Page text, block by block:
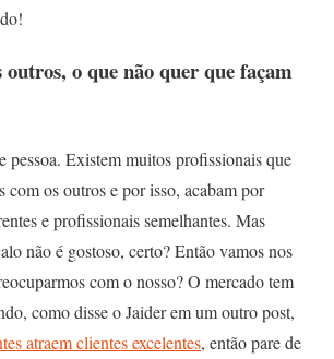
outros, o que não quer que façam
pessoa. Existem muitos profissionais que
com os outros e por isso, acabam por
e profissionais semelhantes. Mas
não é gostoso, certo? Então vamos nos
com o nosso? O mercado tem
como disse o Jaider em um outro post,
atraem clientes excelentes, então pare de